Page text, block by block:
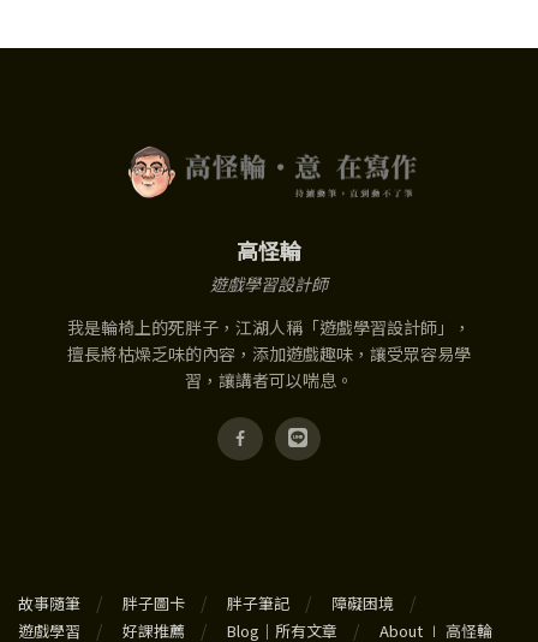
高怪輪
遊戲學習設計師
我是輪椅上的死胖子，江湖人稱「遊戲學習設計師」，
擅長將枯燥乏味的內容，添加遊戲趣味，讓受眾容易學
習，讓講者可以喘息。
故事隨筆 胖子圖卡 胖子筆記
障礙困境
遊戲學習
好課推薦 Blog｜所有文章 About ∣ 高怪輪